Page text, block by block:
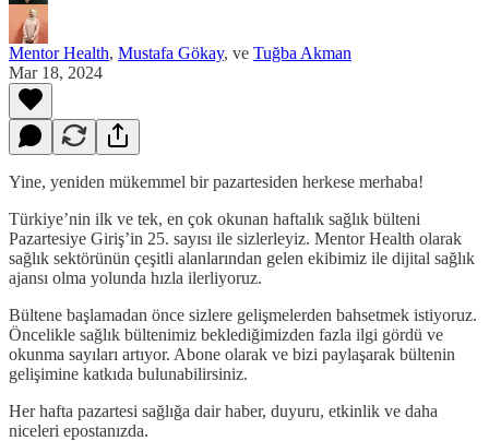
Mentor Health, Mustafa Gökay, ve Tuğba Akman
Mar 18, 2024
Yine, yeniden mükemmel bir pazartesiden herkese merhaba!
Türkiye’nin ilk ve tek, en çok okunan haftalık sağlık bülteni
Pazartesiye Giriş’in 25. sayısı ile sizlerleyiz. Mentor Health olarak
sağlık sektörünün çeşitli alanlarından gelen ekibimiz ile dijital sağlık
ajansı olma yolunda hızla ilerliyoruz.
Bültene başlamadan önce sizlere gelişmelerden bahsetmek istiyoruz.
Öncelikle sağlık bültenimiz beklediğimizden fazla ilgi gördü ve
okunma sayıları artıyor. Abone olarak ve bizi paylaşarak bültenin
gelişimine katkıda bulunabilirsiniz.
Her hafta pazartesi sağlığa dair haber, duyuru, etkinlik ve daha
niceleri epostanızda.